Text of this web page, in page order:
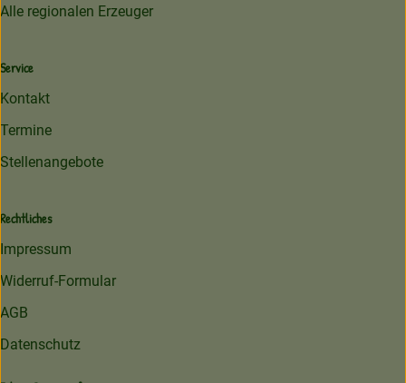
Alle regionalen Erzeuger
Service
Kontakt
Termine
Stellenangebote
Rechtliches
Impressum
Widerruf-Formular
AGB
Datenschutz